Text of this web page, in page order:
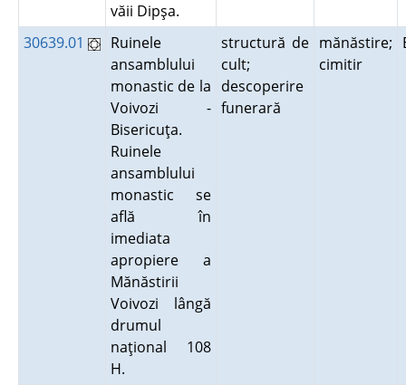
văii Dipşa.
30639.01
Ruinele
ansamblului
monastic de la
Voivozi -
Bisericuţa.
Ruinele
ansamblului
monastic se
află în
imediata
apropiere a
Mănăstirii
Voivozi lângă
drumul
naţional 108
H.
structură de
cult;
descoperire
funerară
mănăstire;
cimitir